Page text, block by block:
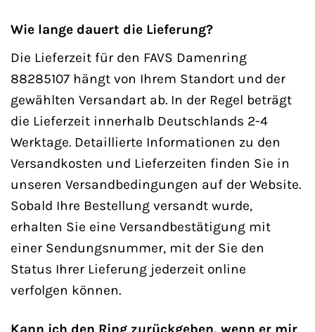
Wie lange dauert die Lieferung?
Die Lieferzeit für den FAVS Damenring
88285107 hängt von Ihrem Standort und der
gewählten Versandart ab. In der Regel beträgt
die Lieferzeit innerhalb Deutschlands 2-4
Werktage. Detaillierte Informationen zu den
Versandkosten und Lieferzeiten finden Sie in
unseren Versandbedingungen auf der Website.
Sobald Ihre Bestellung versandt wurde,
erhalten Sie eine Versandbestätigung mit
einer Sendungsnummer, mit der Sie den
Status Ihrer Lieferung jederzeit online
verfolgen können.
Kann ich den Ring zurückgeben, wenn er mir